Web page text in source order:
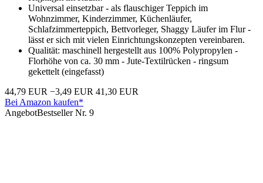
Universal einsetzbar - als flauschiger Teppich im
Wohnzimmer, Kinderzimmer, Küchenläufer,
Schlafzimmerteppich, Bettvorleger, Shaggy Läufer im Flur -
lässt er sich mit vielen Einrichtungskonzepten vereinbaren.
Qualität: maschinell hergestellt aus 100% Polypropylen -
Florhöhe von ca. 30 mm - Jute-Textilrücken - ringsum
gekettelt (eingefasst)
44,79 EUR −3,49 EUR 41,30 EUR
Bei Amazon kaufen*
AngebotBestseller Nr. 9